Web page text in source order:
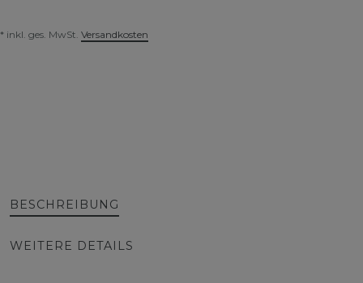
* inkl. ges. MwSt. Versandkosten
BESCHREIBUNG
WEITERE DETAILS